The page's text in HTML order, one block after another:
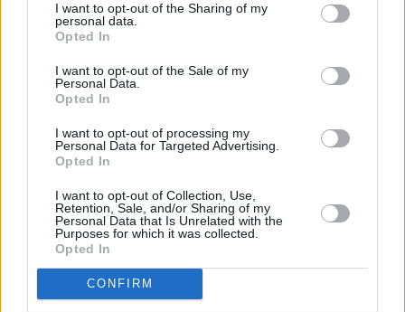
I want to opt-out of the Sharing of my
personal data.
Opted In
I want to opt-out of the Sale of my
Personal Data.
Opted In
I want to opt-out of processing my
Personal Data for Targeted Advertising.
Opted In
I want to opt-out of Collection, Use,
Retention, Sale, and/or Sharing of my
Personal Data that Is Unrelated with the
Purposes for which it was collected.
Opted In
CONFIRM
Στη Χίο στις 6 Σεπτεμβρίου ο Αρχιεπίσκοπος Αμερικής